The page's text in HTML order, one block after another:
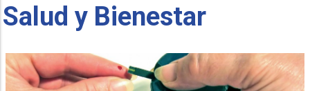
Salud y Bienestar